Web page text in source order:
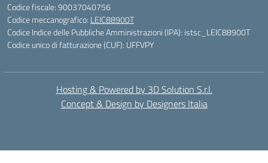
Codice fiscale: 90037040756
Codice meccanografico: LEIC88900T
Codice Indice delle Pubbliche Amministrazioni (IPA): istsc_LEIC88900T
Codice unico di fatturazione (CUF): UFFVPY
Hosting & Powered by 3D Solution S.r.l.
Concept & Design by Designers Italia